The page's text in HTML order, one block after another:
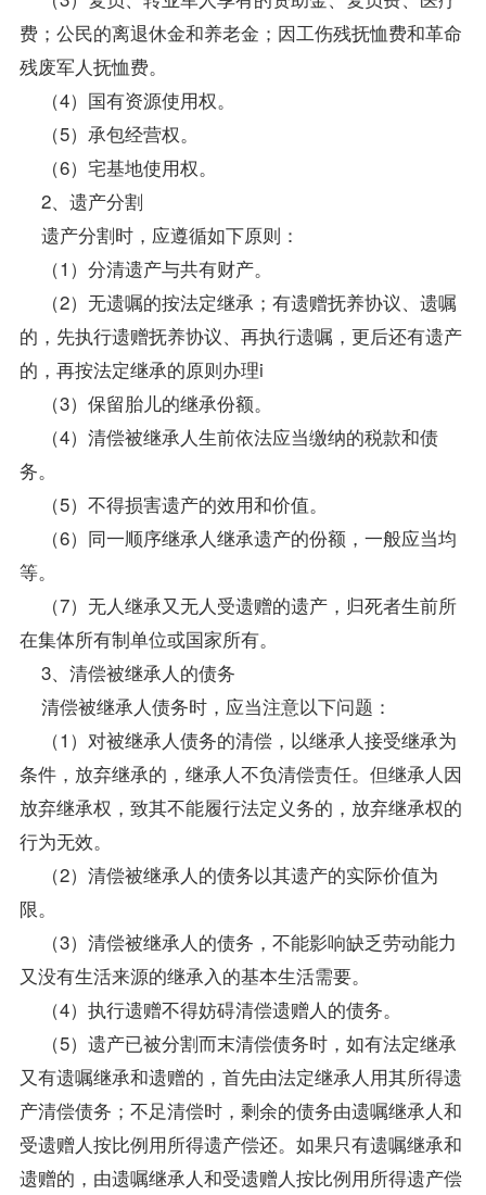
费；公民的离退休金和养老金；因工伤残抚恤费和革命
残废军人抚恤费。
（4）国有资源使用权。
（5）承包经营权。
（6）宅基地使用权。
2、遗产分割
遗产分割时，应遵循如下原则：
（1）分清遗产与共有财产。
（2）无遗嘱的按法定继承；有遗赠抚养协议、遗嘱
的，先执行遗赠抚养协议、再执行遗嘱，更后还有遗产
的，再按法定继承的原则办理i
（3）保留胎儿的继承份额。
（4）清偿被继承人生前依法应当缴纳的税款和债
务。
（5）不得损害遗产的效用和价值。
（6）同一顺序继承人继承遗产的份额，一般应当均
等。
（7）无人继承又无人受遗赠的遗产，归死者生前所
在集体所有制单位或国家所有。
3、清偿被继承人的债务
清偿被继承人债务时，应当注意以下问题：
（1）对被继承人债务的清偿，以继承人接受继承为
条件，放弃继承的，继承人不负清偿责任。但继承人因
放弃继承权，致其不能履行法定义务的，放弃继承权的
行为无效。
（2）清偿被继承人的债务以其遗产的实际价值为
限。
（3）清偿被继承人的债务，不能影响缺乏劳动能力
又没有生活来源的继承入的基本生活需要。
（4）执行遗赠不得妨碍清偿遗赠人的债务。
（5）遗产已被分割而末清偿债务时，如有法定继承
又有遗嘱继承和遗赠的，首先由法定继承人用其所得遗
产清偿债务；不足清偿时，剩余的债务由遗嘱继承人和
受遗赠人按比例用所得遗产偿还。如果只有遗嘱继承和
遗赠的，由遗嘱继承人和受遗赠人按比例用所得遗产偿